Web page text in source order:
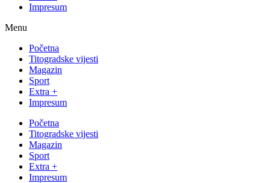
Impresum
Menu
Početna
Titogradske vijesti
Magazin
Sport
Extra +
Impresum
Početna
Titogradske vijesti
Magazin
Sport
Extra +
Impresum